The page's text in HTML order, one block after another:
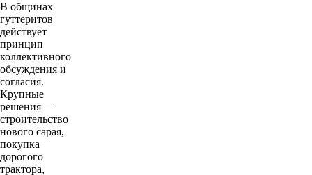
В общинах
гуттеритов
действует
принцип
коллективного
обсуждения и
согласия.
Крупные
решения —
строительство
нового сарая,
покупка
дорогого
трактора,